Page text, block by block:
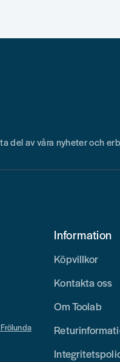
del av våra nyheter och
Information
Köpvillkor
Kontakta oss
Om Toolab